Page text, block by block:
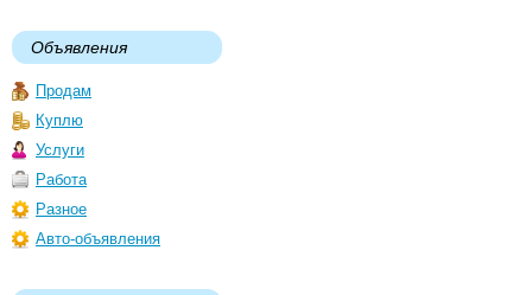
Объявления
Продам
Куплю
Услуги
Работа
Разное
Авто-объявления